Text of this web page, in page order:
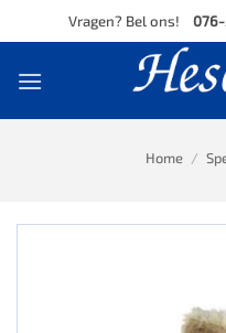
to
Vragen? Bel ons! 076-
Home /